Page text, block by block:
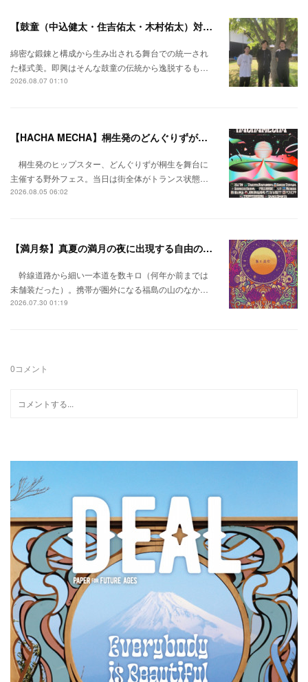
【鼓童（中込健太・住吉佑太・木村佑太）対談】即興で得られる新たな感覚。
綿密な鍛錬と構成から生み出される舞台での統一され
た様式美。即興はそんな鼓童の伝統から逸脱するも…
2026.08.07 01:10
【HACHA MECHA】桐生発のどんぐりずが桐生をハチャメチャに彩る。
桐生発のヒップスター、どんぐりずが桐生を舞台に
主催する野外フェス。当日は街全体がトランス状態…
2026.08.05 06:02
【満月祭】真夏の満月の夜に出現する自由の桃源郷。
幹線道路から細い一本道を数キロ（何年か前までは
未舗装だった）。携帯が圏外になる福島の山のなか…
2026.07.30 01:19
0コメント